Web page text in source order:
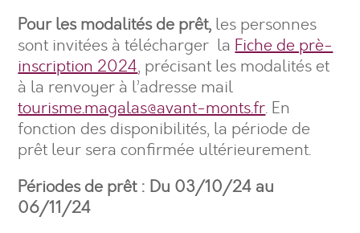
Pour les modalités de prêt, les personnes
sont invitées à télécharger la Fiche de prè-
inscription 2024, précisant les modalités et
à la renvoyer à l’adresse mail
tourisme.magalas@avant-monts.fr. En
fonction des disponibilités, la période de
prêt leur sera confirmée ultérieurement.
Périodes de prêt : Du 03/10/24 au
06/11/24